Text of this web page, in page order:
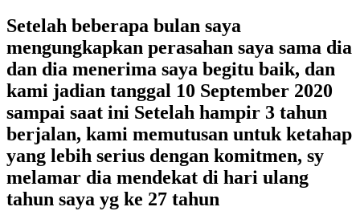
Setelah beberapa bulan saya
mengungkapkan perasahan saya sama dia
dan dia menerima saya begitu baik, dan
kami jadian tanggal 10 September 2020
sampai saat ini Setelah hampir 3 tahun
berjalan, kami memutusan untuk ketahap
yang lebih serius dengan komitmen, sy
melamar dia mendekat di hari ulang
tahun saya yg ke 27 tahun